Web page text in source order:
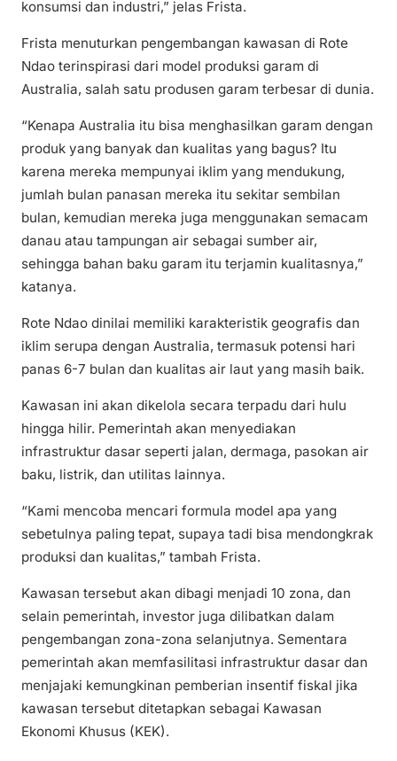
konsumsi dan industri,” jelas Frista.
Frista menuturkan pengembangan kawasan di Rote
Ndao terinspirasi dari model produksi garam di
Australia, salah satu produsen garam terbesar di dunia.
“Kenapa Australia itu bisa menghasilkan garam dengan
produk yang banyak dan kualitas yang bagus? Itu
karena mereka mempunyai iklim yang mendukung,
jumlah bulan panasan mereka itu sekitar sembilan
bulan, kemudian mereka juga menggunakan semacam
danau atau tampungan air sebagai sumber air,
sehingga bahan baku garam itu terjamin kualitasnya,”
katanya.
Rote Ndao dinilai memiliki karakteristik geografis dan
iklim serupa dengan Australia, termasuk potensi hari
panas 6-7 bulan dan kualitas air laut yang masih baik.
Kawasan ini akan dikelola secara terpadu dari hulu
hingga hilir. Pemerintah akan menyediakan
infrastruktur dasar seperti jalan, dermaga, pasokan air
baku, listrik, dan utilitas lainnya.
“Kami mencoba mencari formula model apa yang
sebetulnya paling tepat, supaya tadi bisa mendongkrak
produksi dan kualitas,” tambah Frista.
Kawasan tersebut akan dibagi menjadi 10 zona, dan
selain pemerintah, investor juga dilibatkan dalam
pengembangan zona-zona selanjutnya. Sementara
pemerintah akan memfasilitasi infrastruktur dasar dan
menjajaki kemungkinan pemberian insentif fiskal jika
kawasan tersebut ditetapkan sebagai Kawasan
Ekonomi Khusus (KEK).